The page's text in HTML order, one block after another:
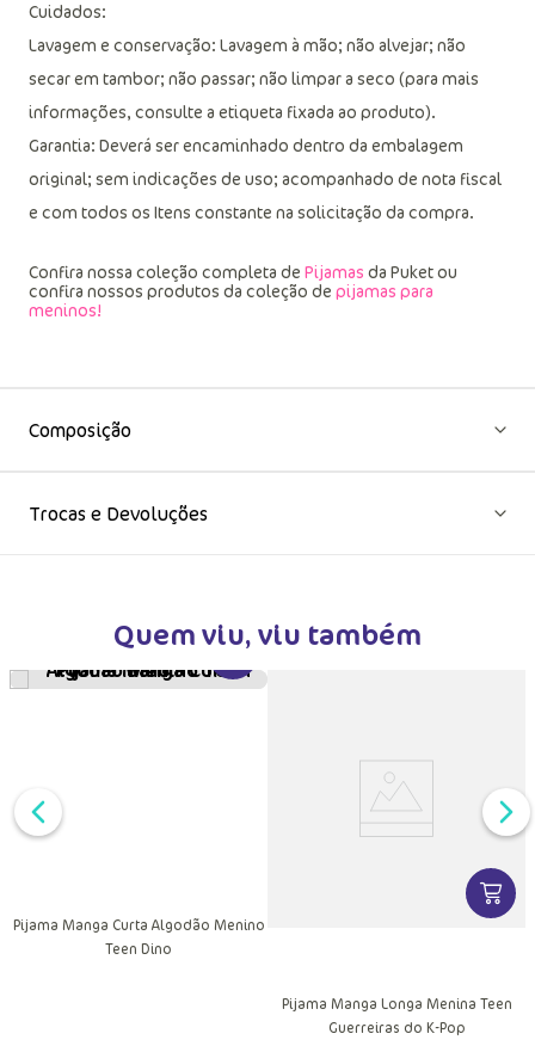
Cuidados:
Lavagem e conservação: Lavagem à mão; não alvejar; não
secar em tambor; não passar; não limpar a seco (para mais
informações, consulte a etiqueta fixada ao produto).
Garantia: Deverá ser encaminhado dentro da embalagem
original; sem indicações de uso; acompanhado de nota fiscal
e com todos os Itens constante na solicitação da compra.
Confira nossa coleção completa de Pijamas da Puket ou
confira nossos produtos da coleção de pijamas para
meninos!
Composição
Trocas e Devoluções
Quem viu, viu também
Pijama Manga Curta Algodão Menino
Teen Dino
VER
Pijama Manga Longa Menina Teen
Guerreiras do K-Pop